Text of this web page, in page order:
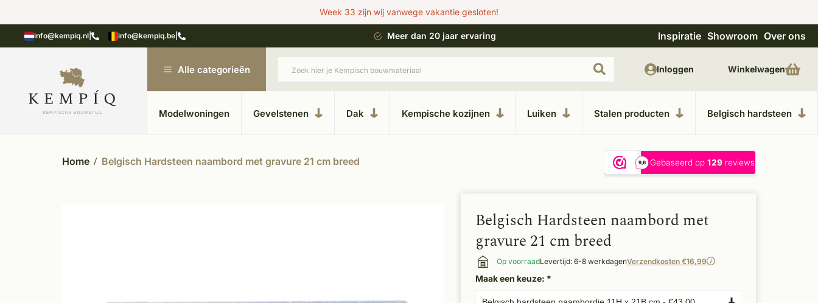
Week 33 zijn wij vanwege vakantie gesloten!
info@kempiq.nl info@kempiq.be
in kempische bouwstijl Meer dan 20 jaar ervaring Uitgebreide showroom in Kesteren Unieke materialen in kempische bouwstijl
Inspiratie Showroom Over ons
Alle categorieën
Modelwoningen Gevelstenen Dak Kempische kozijnen Luiken Stalen producten Belgisch hardsteen
Inloggen Winkelwagen
Home Belgisch Hardsteen naambord met gravure 21 cm breed
Belgisch Hardsteen naambord met
gravure 21 cm breed
Op voorraadLevertijd: 6-8 werkdagenVerzendkosten €16,99
Maak een keuze: *